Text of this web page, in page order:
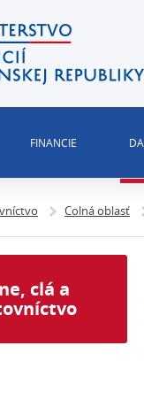
FINANCIE
Colná oblasť
clá a